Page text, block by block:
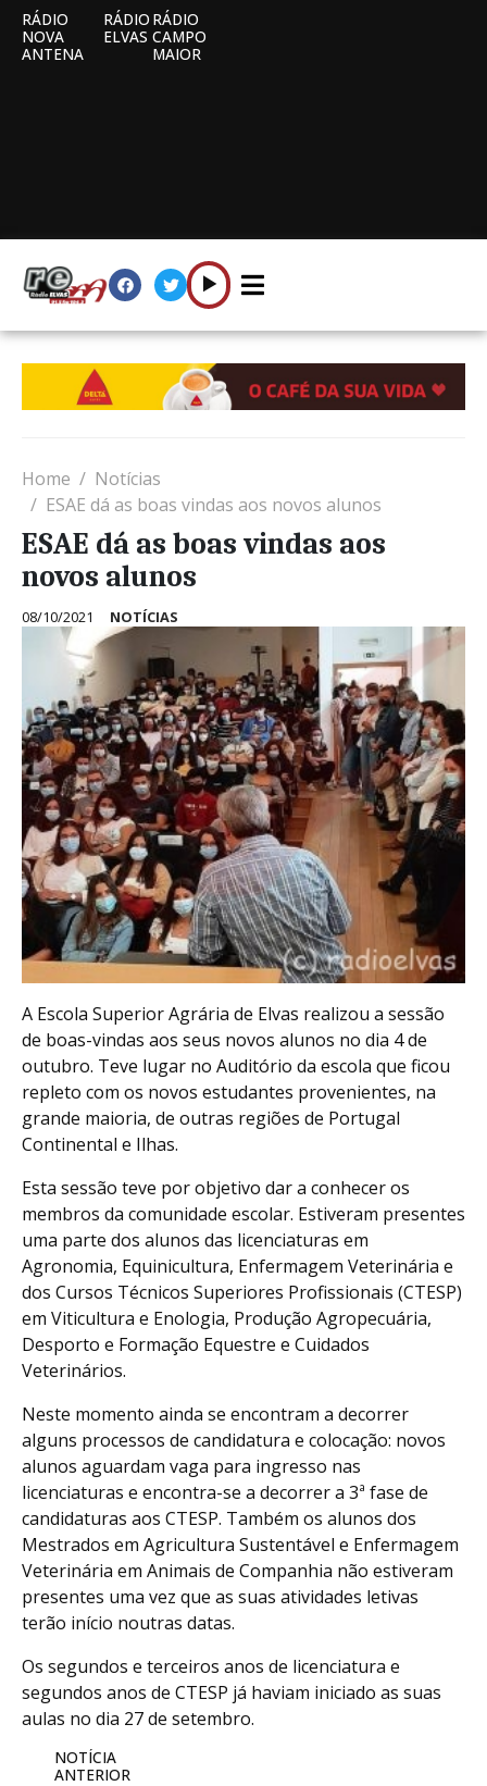
RÁDIO
NOVA
ANTENA
RÁDIO
ELVAS
RÁDIO
CAMPO
MAIOR
Home
Notícias
ESAE dá as boas vindas aos novos alunos
ESAE dá as boas vindas aos
novos alunos
08/10/2021 NOTÍCIAS
A Escola Superior Agrária de Elvas realizou a sessão
de boas-vindas aos seus novos alunos no dia 4 de
outubro. Teve lugar no Auditório da escola que ficou
repleto com os novos estudantes provenientes, na
grande maioria, de outras regiões de Portugal
Continental e Ilhas.
Esta sessão teve por objetivo dar a conhecer os
membros da comunidade escolar. Estiveram presentes
uma parte dos alunos das licenciaturas em
Agronomia, Equinicultura, Enfermagem Veterinária e
dos Cursos Técnicos Superiores Profissionais (CTESP)
em Viticultura e Enologia, Produção Agropecuária,
Desporto e Formação Equestre e Cuidados
Veterinários.
Neste momento ainda se encontram a decorrer
alguns processos de candidatura e colocação: novos
alunos aguardam vaga para ingresso nas
licenciaturas e encontra-se a decorrer a 3ª fase de
candidaturas aos CTESP. Também os alunos dos
Mestrados em Agricultura Sustentável e Enfermagem
Veterinária em Animais de Companhia não estiveram
presentes uma vez que as suas atividades letivas
terão início noutras datas.
Os segundos e terceiros anos de licenciatura e
segundos anos de CTESP já haviam iniciado as suas
aulas no dia 27 de setembro.
NOTÍCIA
ANTERIOR